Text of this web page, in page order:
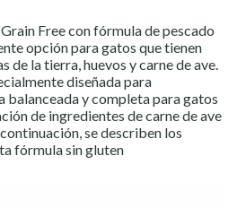
Free con fórmula de pescado
opción para gatos que tienen
de la tierra, huevos y carne de ave.
diseñada para
balanceada y completa para gatos
de ingredientes de carne de ave
se describen los
fórmula sin gluten